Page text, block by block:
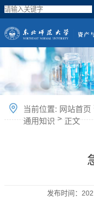
当前位置: 网站首页
通用知识 > 正文
发布时间：